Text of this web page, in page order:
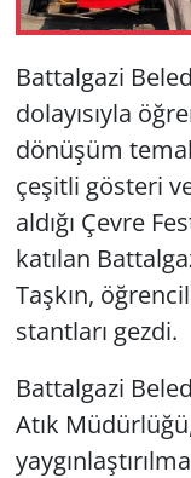
Battalgazi
dolayısıyla
dönüşüm
çeşitli gösteri
aldığı Çevre
katılan
Taşkın,
stantları gezdi.
Battalgazi
Atık